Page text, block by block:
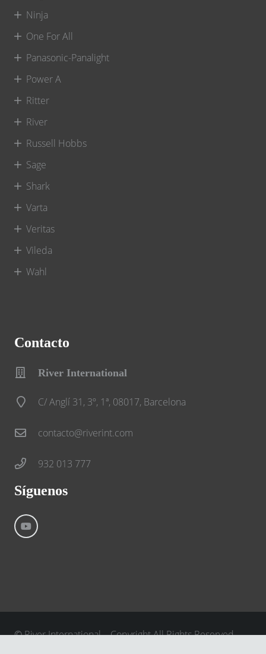
Ninja
One For All
Panasonic-Panalight
Power A
Ritter
River
Russell Hobbs
Sage
Shark
Varta
Veritas
Vileda
Wahl
Contacto
River International
C/ Anglí 31, 3º, 1ª, 08017, Barcelona
contacto@riverint.com
932 013 777
Síguenos
©River International – Copyright All Rights Reserved